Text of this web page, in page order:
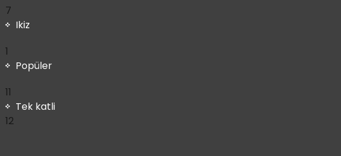
77
ürün
Ikiz
1
ürün
Popüler
11
ürün
Tek katli
1212